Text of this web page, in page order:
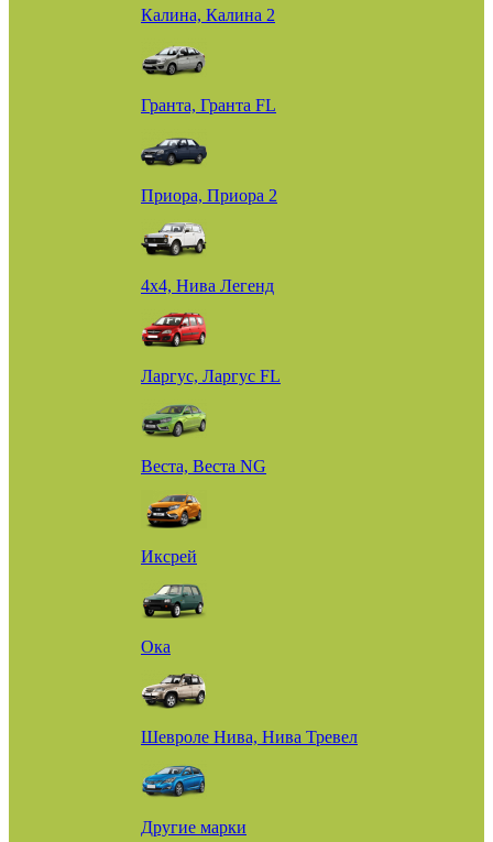
Калина, Калина 2
Гранта, Гранта FL
Приора, Приора 2
4х4, Нива Легенд
Ларгус, Ларгус FL
Веста, Веста NG
Иксрей
Ока
Шевроле Нива, Нива Тревел
Другие марки